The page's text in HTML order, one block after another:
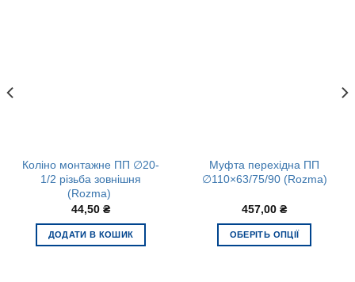
Коліно монтажне ПП ∅20-
1/2 різьба зовнішня
(Rozma)
44,50 ₴
ДОДАТИ В КОШИК
Муфта перехідна ПП
∅110×63/75/90 (Rozma)
457,00 ₴
ОБЕРІТЬ ОПЦІЇ